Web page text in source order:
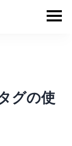
グの使